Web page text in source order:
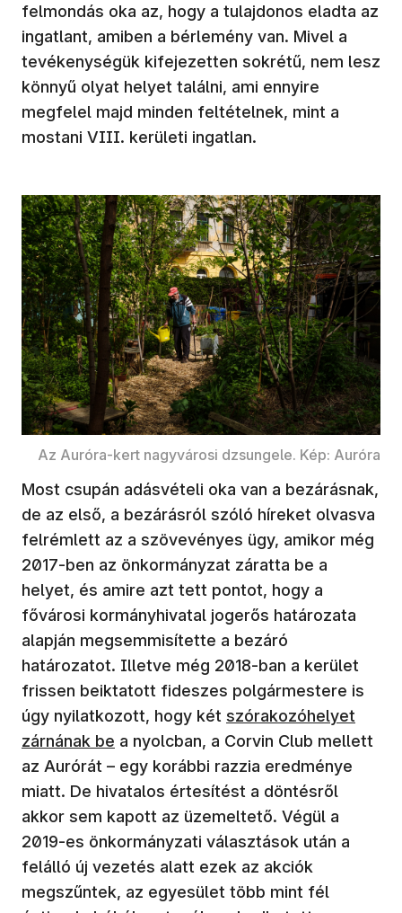
felmondás oka az, hogy a tulajdonos eladta az
ingatlant, amiben a bérlemény van. Mivel a
tevékenységük kifejezetten sokrétű, nem lesz
könnyű olyat helyet találni, ami ennyire
megfelel majd minden feltételnek, mint a
mostani VIII. kerületi ingatlan.
Az Auróra-kert nagyvárosi dzsungele. Kép: Auróra
Most csupán adásvételi oka van a bezárásnak,
de az első, a bezárásról szóló híreket olvasva
felrémlett az a szövevényes ügy, amikor még
2017-ben az önkormányzat záratta be a
helyet, és amire azt tett pontot, hogy a
fővárosi kormányhivatal jogerős határozata
alapján megsemmisítette a bezáró
határozatot. Illetve még 2018-ban a kerület
frissen beiktatott fideszes polgármestere is
úgy nyilatkozott, hogy két szórakozóhelyet
zárnának be a nyolcban, a Corvin Club mellett
az Aurórát – egy korábbi razzia eredménye
miatt. De hivatalos értesítést a döntésről
akkor sem kapott az üzemeltető. Végül a
2019-es önkormányzati választások után a
felálló új vezetés alatt ezek az akciók
megszűntek, az egyesület több mint fél